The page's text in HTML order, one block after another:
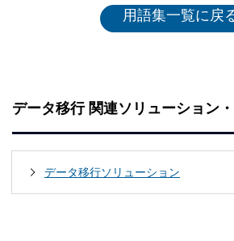
用語集一覧に戻
データ移行 関連ソリューション
データ移行ソリューション